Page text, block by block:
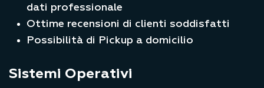
dati professionale
Ottime recensioni di clienti soddisfatti
Possibilità di Pickup a domicilio
Sistemi Operativi